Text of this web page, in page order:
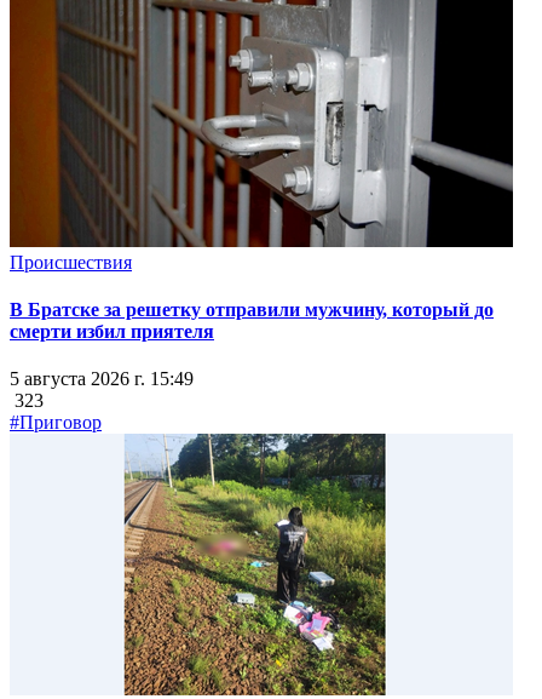
Происшествия
В Братске за решетку отправили мужчину, который до
смерти избил приятеля
5 августа 2026 г. 15:49
323
#Приговор